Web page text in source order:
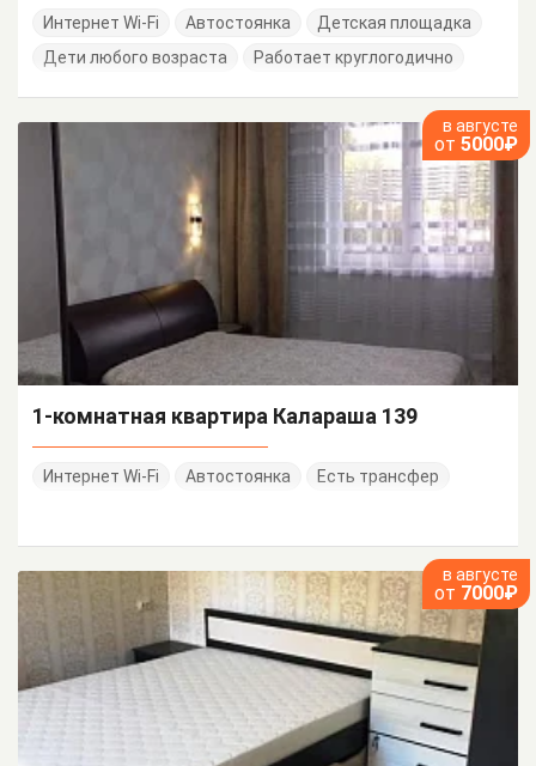
Интернет Wi-Fi Автостоянка
Детская площадка
Дети любого возраста
Работает круглогодично
в августе
от 5000₽
1-комнатная квартира Калараша 139
Интернет Wi-Fi Автостоянка Есть трансфер
в августе
от 7000₽